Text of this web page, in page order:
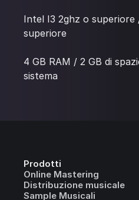
Intel I3 2ghz o
superiore
4 GB RAM / 2 GB di
sistema
Prodotti
Online Mastering
Distribuzione musicale
Sample Musicali